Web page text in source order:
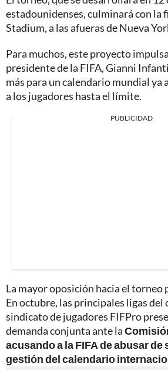
estadounidenses, culminará con la
Stadium, a las afueras de Nueva
Para muchos, este proyecto
presidente de la FIFA, Gianni
más para un calendario mundial ya
a los jugadores hasta el límite.
PUBLICIDAD
La mayor oposición hacia el torneo
En octubre, las principales ligas del
sindicato de jugadores FIFPro
demanda conjunta ante la
acusando a la FIFA de abusar
gestión del calendario